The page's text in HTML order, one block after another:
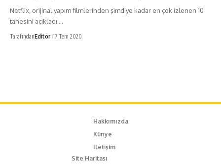
Netflix, orijinal yapım filmlerinden şimdiye kadar en çok izlenen 10
tanesini açıkladı.…
TarafındanEditör 17 Tem 2020
Hakkımızda
Künye
İletişim
Site Haritası